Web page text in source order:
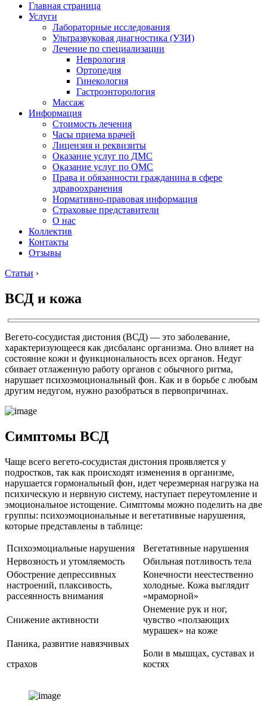
Главная страница
Услуги
Лабораторные исследования
Ультразвуковая диагностика (УЗИ)
Лечение по специализации
Неврология
Ортопедия
Гинекология
Гастроэнторология
Массаж
Информация
Стоимость лечения
Часы приема врачей
Лицензия и реквизиты
Оказание услуг по ДМС
Оказание услуг по ОМС
Права и обязанности гражданина в сфере
здравоохранения
Нормативно-правовая информация
Страховые представители
О нас
Коллектив
Контакты
Отзывы
Статьи ›
ВСД и кожа
Вегето-сосудистая дистония (ВСД) — это заболевание,
характеризующееся как дисбаланс организма. Оно влияет на
состояние кожи и функциональность всех органов. Недуг
сбивает отлаженную работу органов с обычного ритма,
нарушает психоэмоциональный фон. Как и в борьбе с любым
другим недугом, нужно разобраться в первопричинах.
Симптомы ВСД
Чаще всего вегето-сосудистая дистония проявляется у
подростков, так как происходят изменения в организме,
нарушается гормональный фон, идет черезмерная нагрузка на
психическую и нервную систему, наступает переутомление и
эмоциональное истощение. Симптомы можно поделить на две
группы: психоэмоциональные и вегетативные нарушения,
которые представлены в таблице:
Психоэмоциальные нарушения
Вегетативные нарушения
Нервозность и утомляемость
Обильная потливость тела
Обострение депрессивных
настроений, плаксивость,
рассеянность внимания
Конечности неестественно
холодные. Кожа выглядит
«мраморной»
Снижение активности
Онемение рук и ног,
чувство «ползающих
мурашек» на коже
Паника, развитие навязчивых
страхов
Боли в мышцах, суставах и
костях